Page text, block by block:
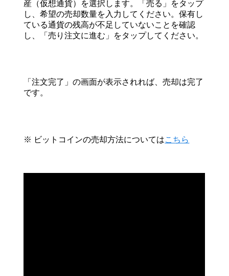
産（仮想通貨）を選択します。「売る」をタップ
し、希望の売却数量を入力してください。保有し
ている通貨の残高が不足していないことを確認
し、「売り注文に進む」をタップしてください。
「注文完了」の画面が表示されれば、売却は完了
です。
※ ビットコインの売却方法についてはこちら